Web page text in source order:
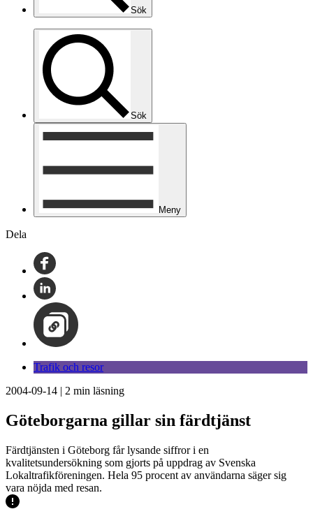
Sök
Sök
Meny
Dela
Trafik och resor
2004-09-14 | 2 min läsning
Göteborgarna gillar sin färdtjänst
Färdtjänsten i Göteborg får lysande siffror i en
kvalitetsundersökning som gjorts på uppdrag av Svenska
Lokaltrafikföreningen. Hela 95 procent av användarna säger sig
vara nöjda med resan.